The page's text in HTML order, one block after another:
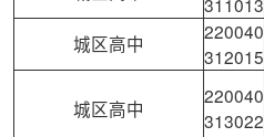
城区高中
220040
312015
城区高中
220040
313022